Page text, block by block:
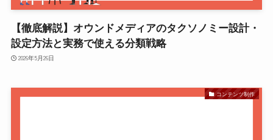
【徹底解説】オウンドメディアのタクソノミー設計・
設定方法と実務で使える分類戦略
2026年5月26日
コンテンツ制作